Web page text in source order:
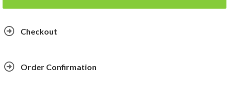
Checkout
Order Confirmation